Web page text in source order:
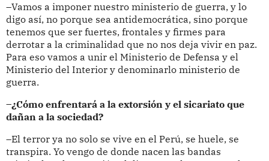
–Vamos a imponer nuestro ministerio de guerra, y lo
digo así, no porque sea antidemocrática, sino porque
tenemos que ser fuertes, frontales y firmes para
derrotar a la criminalidad que no nos deja vivir en paz.
Para eso vamos a unir el Ministerio de Defensa y el
Ministerio del Interior y denominarlo ministerio de
guerra.
–¿Cómo enfrentará a la extorsión y el sicariato que
dañan a la sociedad?
–El terror ya no solo se vive en el Perú, se huele, se
transpira. Yo vengo de donde nacen las bandas